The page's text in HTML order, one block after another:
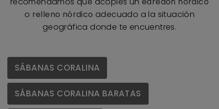
o relleno nórdico adecuado a la situación
geográfica donde te encuentres.
SÁBANAS CORALINA
SÁBANAS CORALINA BARATAS